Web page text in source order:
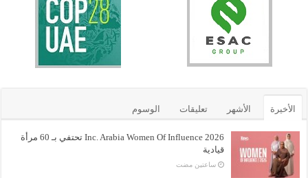
الأخيرة الأشهر تعليقات الوسوم
Inc. Arabia Women Of Influence 2026 تحتفي بـ 60 مرأة
قيادية
‏ساعتين مضت